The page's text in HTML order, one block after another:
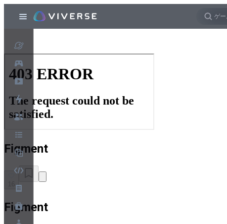
Figment
Figment